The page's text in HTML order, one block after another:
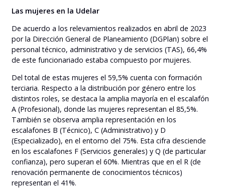
Las mujeres en la Udelar
De acuerdo a los relevamientos realizados en abril de 2023
por la Dirección General de Planeamiento (DGPlan) sobre el
personal técnico, administrativo y de servicios (TAS), 66,4%
de este funcionariado estaba compuesto por mujeres.
Del total de estas mujeres el 59,5% cuenta con formación
terciaria. Respecto a la distribución por género entre los
distintos roles, se destaca la amplia mayoría en el escalafón
A (Profesional), donde las mujeres representan el 85,5%.
También se observa amplia representación en los
escalafones B (Técnico), C (Administrativo) y D
(Especializado), en el entorno del 75%. Esta cifra desciende
en los escalafones F (Servicios generales) y Q (de particular
confianza), pero superan el 60%. Mientras que en el R (de
renovación permanente de conocimientos técnicos)
representan el 41%.